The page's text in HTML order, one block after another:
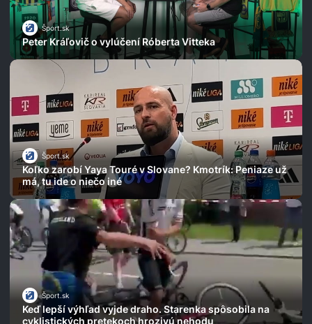
Šport.sk
Peter Kráľovič o vylúčení Róberta Vitteka
Šport.sk
Koľko zarobí Yaya Touré v Slovane? Kmotrík: Peniaze už
má, tu ide o niečo iné
Šport.sk
Keď lepší výhľad vyjde draho. Starenka spôsobila na
cyklistických pretekoch hrozivú nehodu